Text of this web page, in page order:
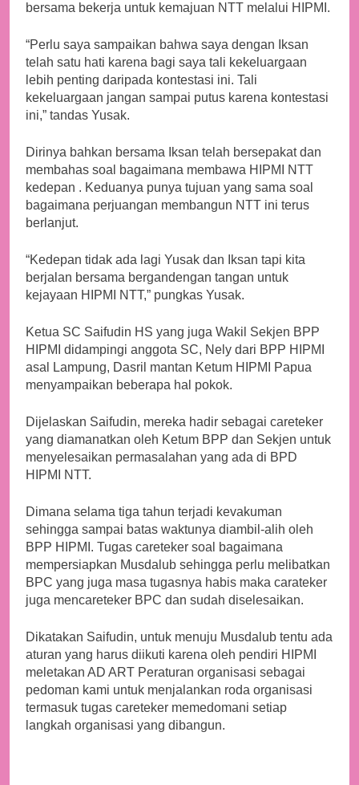
bersama bekerja untuk kemajuan NTT melalui HIPMI.
“Perlu saya sampaikan bahwa saya dengan Iksan
telah satu hati karena bagi saya tali kekeluargaan
lebih penting daripada kontestasi ini. Tali
kekeluargaan jangan sampai putus karena kontestasi
ini,” tandas Yusak.
Dirinya bahkan bersama Iksan telah bersepakat dan
membahas soal bagaimana membawa HIPMI NTT
kedepan . Keduanya punya tujuan yang sama soal
bagaimana perjuangan membangun NTT ini terus
berlanjut.
“Kedepan tidak ada lagi Yusak dan Iksan tapi kita
berjalan bersama bergandengan tangan untuk
kejayaan HIPMI NTT,” pungkas Yusak.
Ketua SC Saifudin HS yang juga Wakil Sekjen BPP
HIPMI didampingi anggota SC, Nely dari BPP HIPMI
asal Lampung, Dasril mantan Ketum HIPMI Papua
menyampaikan beberapa hal pokok.
Dijelaskan Saifudin, mereka hadir sebagai careteker
yang diamanatkan oleh Ketum BPP dan Sekjen untuk
menyelesaikan permasalahan yang ada di BPD
HIPMI NTT.
Dimana selama tiga tahun terjadi kevakuman
sehingga sampai batas waktunya diambil-alih oleh
BPP HIPMI. Tugas careteker soal bagaimana
mempersiapkan Musdalub sehingga perlu melibatkan
BPC yang juga masa tugasnya habis maka carateker
juga mencareteker BPC dan sudah diselesaikan.
Dikatakan Saifudin, untuk menuju Musdalub tentu ada
aturan yang harus diikuti karena oleh pendiri HIPMI
meletakan AD ART Peraturan organisasi sebagai
pedoman kami untuk menjalankan roda organisasi
termasuk tugas careteker memedomani setiap
langkah organisasi yang dibangun.